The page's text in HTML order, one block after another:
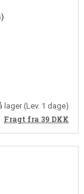
lager(Lev. 1 dage)
Fragt fra 39 DKK